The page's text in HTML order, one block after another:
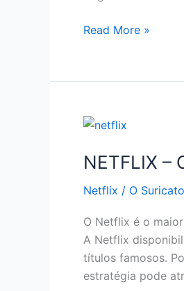
NETFLIX
LA
DE
TERÁ
PARTE
2019
Read More »
NETFLIX –
Netflix / O Suricato
O Netflix é o
A Netflix
títulos famosos.
estratégia pode